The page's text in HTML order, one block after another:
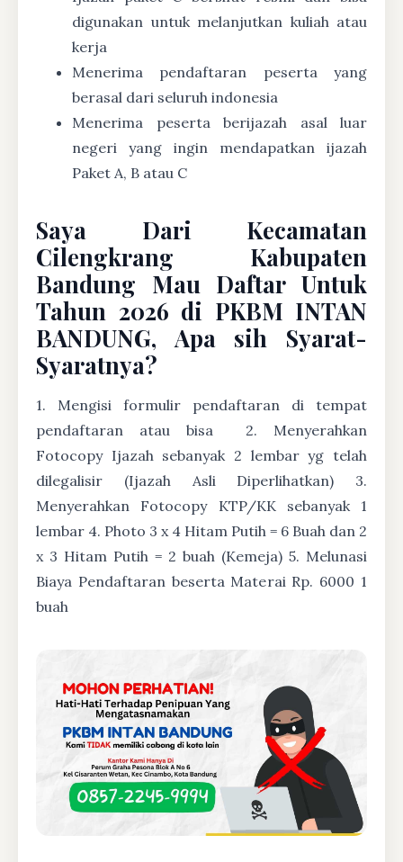
digunakan untuk melanjutkan kuliah atau
kerja
Menerima pendaftaran peserta yang
berasal dari seluruh indonesia
Menerima peserta berijazah asal luar
negeri yang ingin mendapatkan ijazah
Paket A, B atau C
Saya Dari Kecamatan
Cilengkrang Kabupaten
Bandung Mau Daftar Untuk
Tahun 2026 di PKBM INTAN
BANDUNG, Apa sih Syarat-
Syaratnya?
1. Mengisi formulir pendaftaran di tempat
pendaftaran atau bisa
2. Menyerahkan
Fotocopy Ijazah sebanyak 2 lembar yg telah
dilegalisir (Ijazah Asli Diperlihatkan) 3.
Menyerahkan Fotocopy KTP/KK sebanyak 1
lembar 4. Photo 3 x 4 Hitam Putih = 6 Buah dan 2
x 3 Hitam Putih = 2 buah (Kemeja) 5. Melunasi
Biaya Pendaftaran beserta Materai Rp. 6000 1
buah